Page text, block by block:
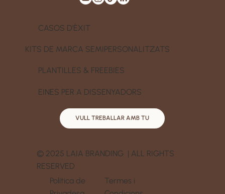
CASOS D'ÈXIT
KITS DE MARCA SEMIPERSONALITZATS
PLANTILLES & FREEBIES
EINES PER A DISSENYADORS
VULL TREBALLAR AMB TU
© 2025 LAIA BRANDING | ALL RIGHTS
RESERVED
Política de
Termes i